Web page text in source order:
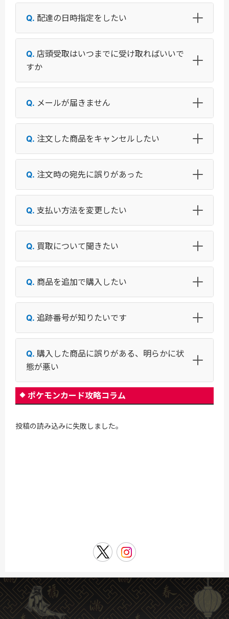
配達の日時指定をしたい
店頭受取はいつまでに受け取ればいいで
すか
メールが届きません
注文した商品をキャンセルしたい
注文時の宛先に誤りがあった
支払い方法を変更したい
買取について聞きたい
商品を追加で購入したい
追跡番号が知りたいです
購入した商品に誤りがある、明らかに状
態が悪い
ポケモンカード攻略コラム
投稿の読み込みに失敗しました。